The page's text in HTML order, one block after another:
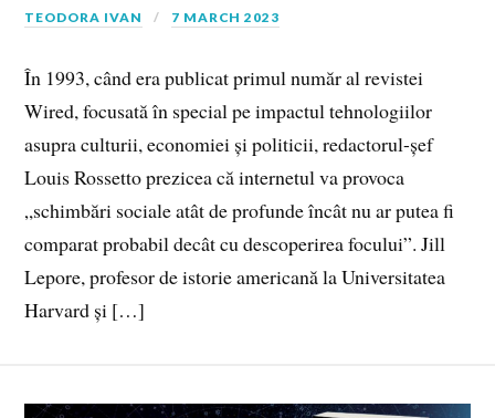
TEODORA IVAN 7 MARCH 2023
În 1993, când era publicat primul număr al revistei
Wired, focusată în special pe impactul tehnologiilor
asupra culturii, economiei și politicii, redactorul-șef
Louis Rossetto prezicea că internetul va provoca
„schimbări sociale atât de profunde încât nu ar putea fi
comparat probabil decât cu descoperirea focului”. Jill
Lepore, profesor de istorie americană la Universitatea
Harvard și […]